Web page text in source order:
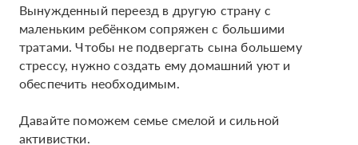
Вынужденный переезд в другую страну с
маленьким ребёнком сопряжен с большими
тратами. Чтобы не подвергать сына большему
стрессу, нужно создать ему домашний уют и
обеспечить необходимым.
Давайте поможем семье смелой и сильной
активистки.